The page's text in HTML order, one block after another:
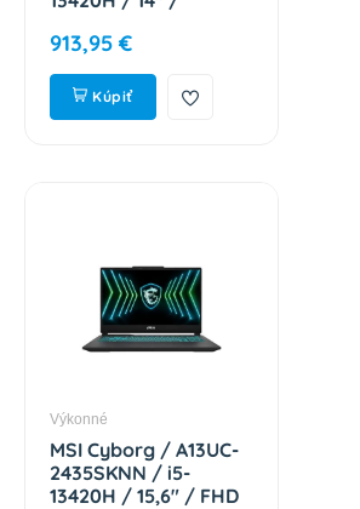
512GB / Intel int /
W11H / Gray / 2R
83K00053CK
913,95 €
Kúpiť
Výkonné
MSI Cyborg / A13UC-
2435SKNN / i5-
13420H / 15,6" / FHD